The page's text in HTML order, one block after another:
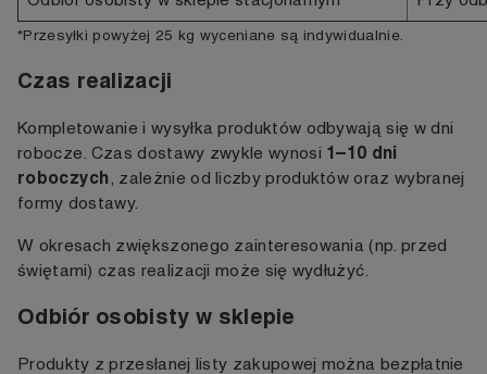
*Przesyłki powyżej 25 kg wyceniane są indywidualnie.
Czas realizacji
Kompletowanie i wysyłka produktów odbywają się w dni
robocze. Czas dostawy zwykle wynosi 1–10 dni
roboczych , zależnie od liczby produktów oraz wybranej
formy dostawy.
W okresach zwiększonego zainteresowania (np. przed
świętami) czas realizacji może się wydłużyć.
Odbiór osobisty w sklepie
Produkty z przesłanej listy zakupowej można bezpłatnie